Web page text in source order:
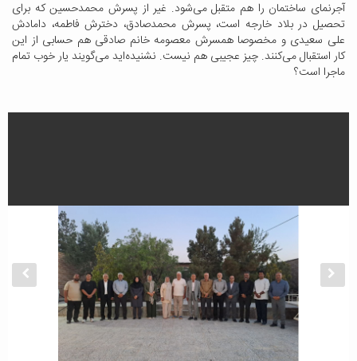
آجرنمای ساختمان را هم متقبل می‌شود. غیر از پسرش محمدحسین که برای
تحصیل در بلاد خارجه است، پسرش محمدصادق، دخترش فاطمه، دامادش
علی سعیدی و مخصوصا همسرش معصومه خانم صادقی هم حسابی از این
کار استقبال می‌کنند. چیز عجیبی هم نیست. نشنیده‌اید می‌گویند یار خوب تمام
ماجرا است؟